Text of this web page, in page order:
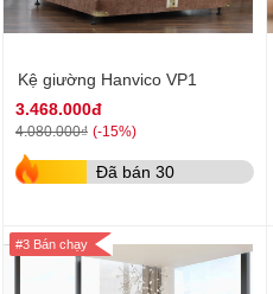
Kệ giường Hanvico VP1
3.468.000đ
4.080.000₫ (-15%)
Đã bán 30
#3 Bán chạy